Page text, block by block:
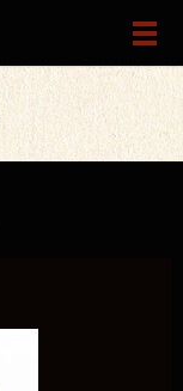
メ